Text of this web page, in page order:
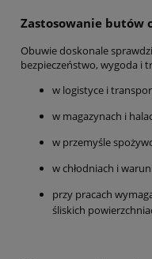
Zastosowanie butów
Obuwie doskonale
bezpieczeństwo, wygoda i
w logistyce i
w magazynach i
w przemyśle
w chłodniach i
przy pracach
śliskich